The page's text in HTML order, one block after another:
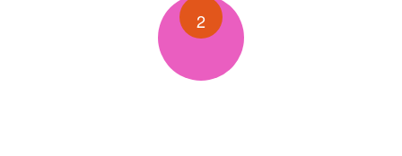
2